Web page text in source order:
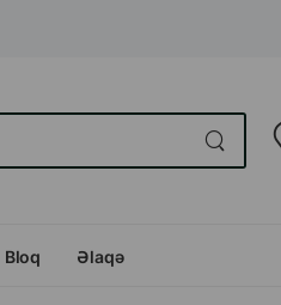
Bloq Əlaqə